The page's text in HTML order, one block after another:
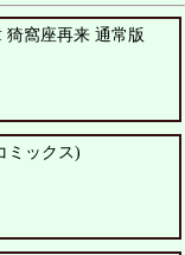
猗窩座再来 通常版
ミックス)